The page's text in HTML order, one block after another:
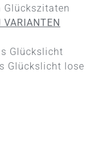
Glückszitaten
VARIANTEN
Glückslicht
Glückslicht lose